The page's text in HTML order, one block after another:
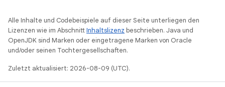
Alle Inhalte und Codebeispiele auf dieser Seite unterliegen den
Lizenzen wie im AbschnittInhaltslizenz beschrieben. Java und
OpenJDK sind Marken oder eingetragene Marken von Oracle
und/oder seinen Tochtergesellschaften.
Zuletzt aktualisiert: 2026-08-09 (UTC).